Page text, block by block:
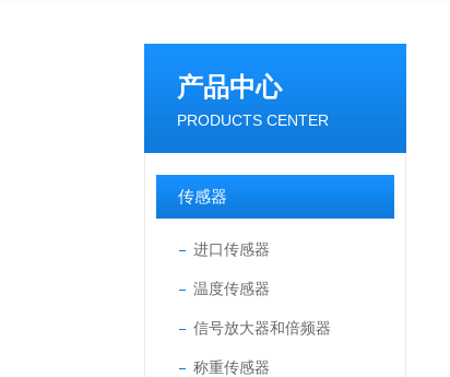
产品中心
PRODUCTS CENTER
传感器
进口传感器
温度传感器
信号放大器和倍频器
称重传感器